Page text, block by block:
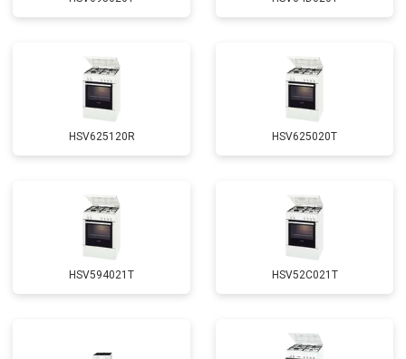
HSV625120R HSV625020T
HSV594021T HSV52C021T